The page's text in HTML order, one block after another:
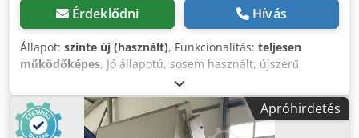
Érdeklődni Hívás
Állapot: szinte új (használt), Funkcionalitás: teljesen
működőképes, Jó állapotú, sosem használt, újszerű
forgácsszállító szalagra van szüksége? Három különböző
méretű egységet kínálunk eladásra. További információért
és méretigényekkel kapcsolatban kérjük, vegye fel velünk a
kapcsolatot. Mindegyik egység kedvező áron, mindössze 1
Apróhirdetés